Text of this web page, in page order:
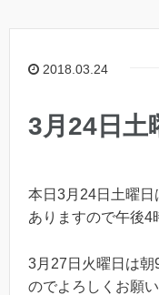
2018.03.24
3月24日土
本日3月24日土曜
ありますので午後4
3月27日火曜日は
のでよろしくお願い